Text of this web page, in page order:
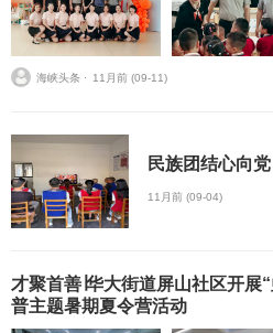
海峡头条 ⋅ 11月前 (09-11)
民族团结心向
11月前 (09-04)
才聚首善∣华大街道屏山社区开展
普主题暑期夏令营活动